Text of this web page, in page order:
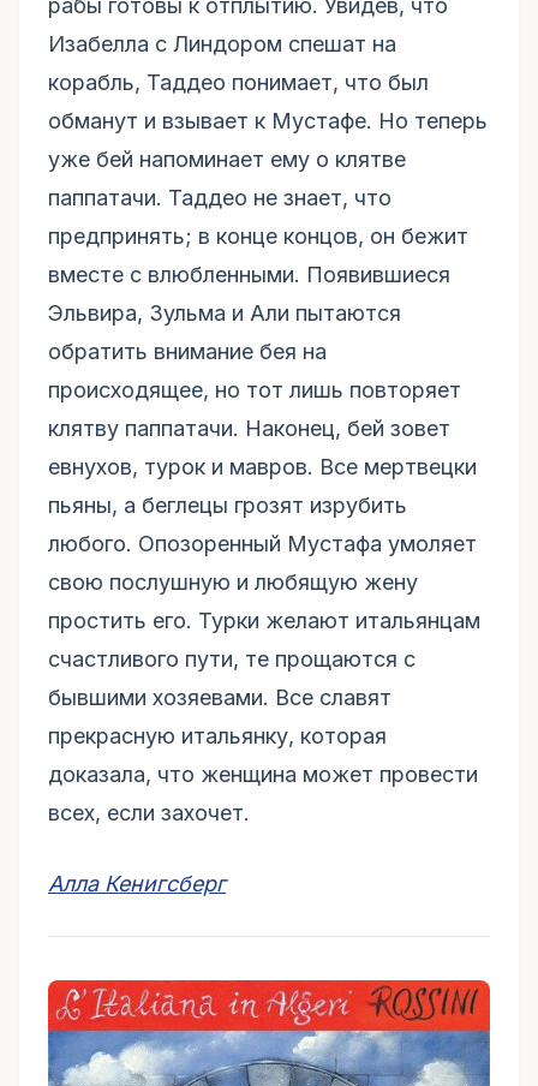
рабы готовы к отплытию. Увидев, что
Изабелла с Линдором спешат на
корабль, Таддео понимает, что был
обманут и взывает к Мустафе. Но теперь
уже бей напоминает ему о клятве
паппатачи. Таддео не знает, что
предпринять; в конце концов, он бежит
вместе с влюбленными. Появившиеся
Эльвира, Зульма и Али пытаются
обратить внимание бея на
происходящее, но тот лишь повторяет
клятву паппатачи. Наконец, бей зовет
евнухов, турок и мавров. Все мертвецки
пьяны, а беглецы грозят изрубить
любого. Опозоренный Мустафа умоляет
свою послушную и любящую жену
простить его. Турки желают итальянцам
счастливого пути, те прощаются с
бывшими хозяевами. Все славят
прекрасную итальянку, которая
доказала, что женщина может провести
всех, если захочет.
Алла Кенигсберг